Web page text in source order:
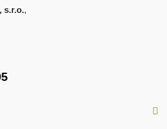
s.r.o.,